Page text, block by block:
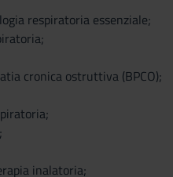
respiratoria essenziale;
cronica ostruttiva (BPCO);
inalatoria;